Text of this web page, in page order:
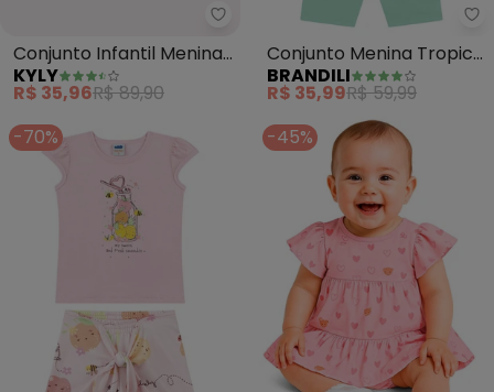
Kyly - Conjunto Infantil Menina
Conjunto Infantil Menina
Estampado (Rosa)
KYLY
R$ 35,96R$ 89,90
Conjunto Menina Tropical
com Glitter (Rosa)
BRANDILI
R$ 35,99R$ 59,99
-70%
-45%